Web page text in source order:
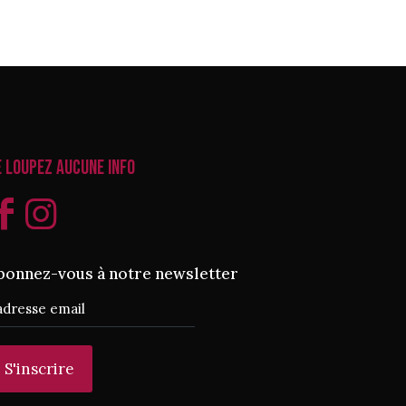
loupez aucune info
vous à notre newsletter